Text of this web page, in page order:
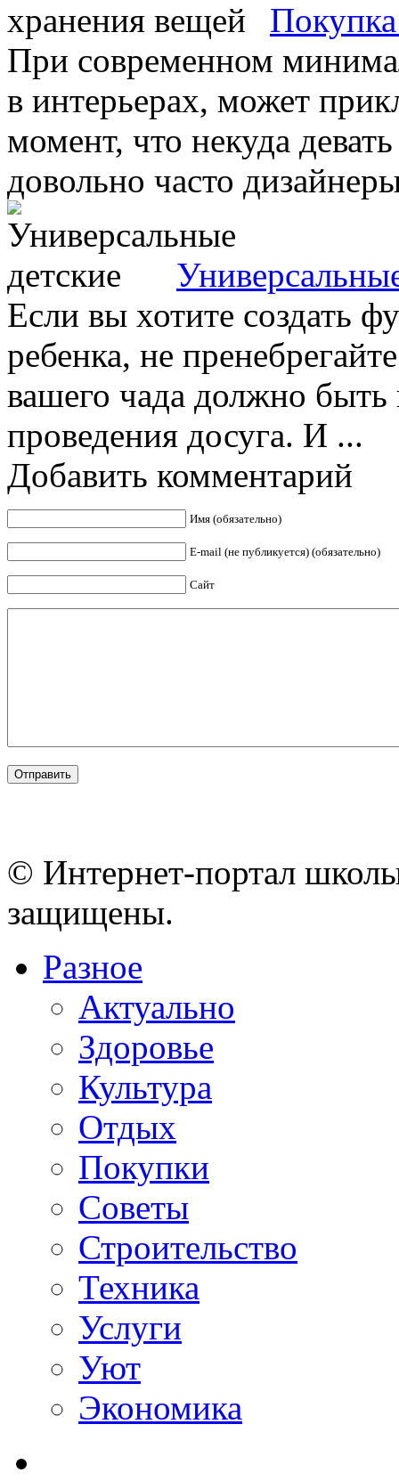
При современном
в интерьерах, может
момент, что некуда
довольно часто
Если вы хотите создать
ребенка, не
вашего чада должно
проведения досуга. И ...
Добавить комментарий
Имя (обязательно)
E-mail (не публикуется) (обязательно)
Сайт
© Интернет-портал
защищены.
Разное
Актуально
Здоровье
Культура
Отдых
Покупки
Советы
Строительство
Техника
Услуги
Уют
Экономика